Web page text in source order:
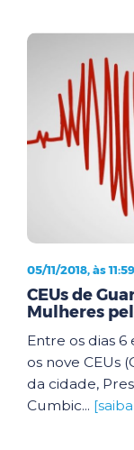
05/11/2018, às 11:59
CEUs de
Mulheres
Entre os dias 6
os nove CEUs
da cidade,
Cumbic...